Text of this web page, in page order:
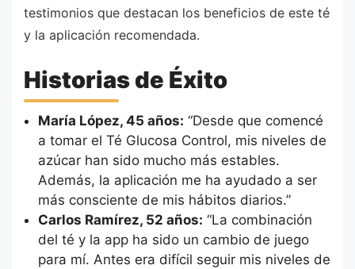
testimonios que destacan los beneficios de este té
y la aplicación recomendada.
Historias de Éxito
María López, 45 años: “Desde que comencé
a tomar el Té Glucosa Control, mis niveles de
azúcar han sido mucho más estables.
Además, la aplicación me ha ayudado a ser
más consciente de mis hábitos diarios.”
Carlos Ramírez, 52 años: “La combinación
del té y la app ha sido un cambio de juego
para mí. Antes era difícil seguir mis niveles de